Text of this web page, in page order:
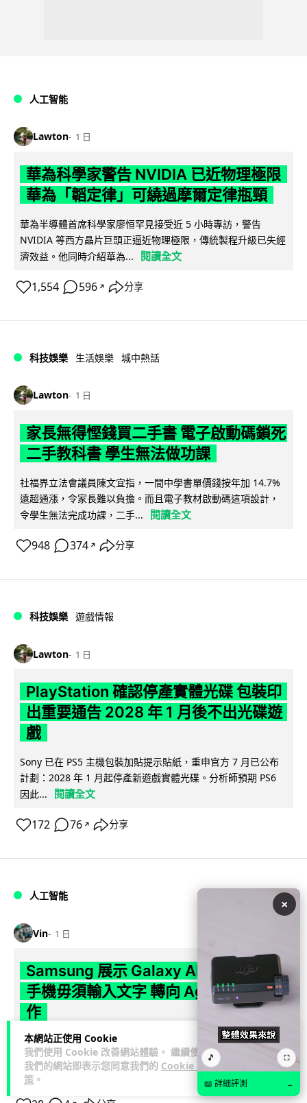
本網站正使用 Cookie
我們使用 Cookie 改善網站體驗。 繼續使用
我們的網站即表示您同意我們的 Cookie 政
策 。
人工智能
Lawton 1 日
華為科學家警告 NVIDIA 已近物理極限
華為「韜定律」可繞過摩爾定律瓶頸
華為半導體首席科學家廖恒罕見接受近 5 小時專訪，警告
NVIDIA 等西方晶片巨頭正逼近物理極限，傳統製程升級已失經
濟效益。他同時介紹華為...
閱讀全文
1,554 596 ↗ 分享
科技娛樂 生活娛樂 城中熱話
Lawton 1 日
家長無得慳錢買二手書 電子啟動碼鎖死
二手教科書 學生無法做功課
社福界立法會議員陳文宜指，一間中學書單價錢按年加 14.7%
遠超通漲，令家長難以負擔。而且電子教材啟動碼這項設計，
令學生無法完成功課，二手...
閱讀全文
948 374 ↗ 分享
科技娛樂 遊戲情報
Lawton 1 日
PlayStation 確認停產實體光碟 包裝印
出重要通告 2028 年 1 月後不出光碟遊
戲
Sony 已在 PS5 主機包裝加貼提示貼紙，重申官方 7 月已公布
計劃：2028 年 1 月起停產新遊戲實體光碟。分析師預期 PS6
因此...
閱讀全文
172 76 ↗ 分享
人工智能
Vin 1 日
Samsung 展示 Galaxy AI 新方向 未來
手機毋須輸入文字 轉向 Agent 全自動操
作
Samsung 電子 MX 部門顧客體驗辦公室主管兼副總裁 Jay Kim
表示，品牌正推動 Galaxy AI 邁向全自動化 Agent...
閱讀全
文
×
🎵 ⛶
📖 詳細評測 →